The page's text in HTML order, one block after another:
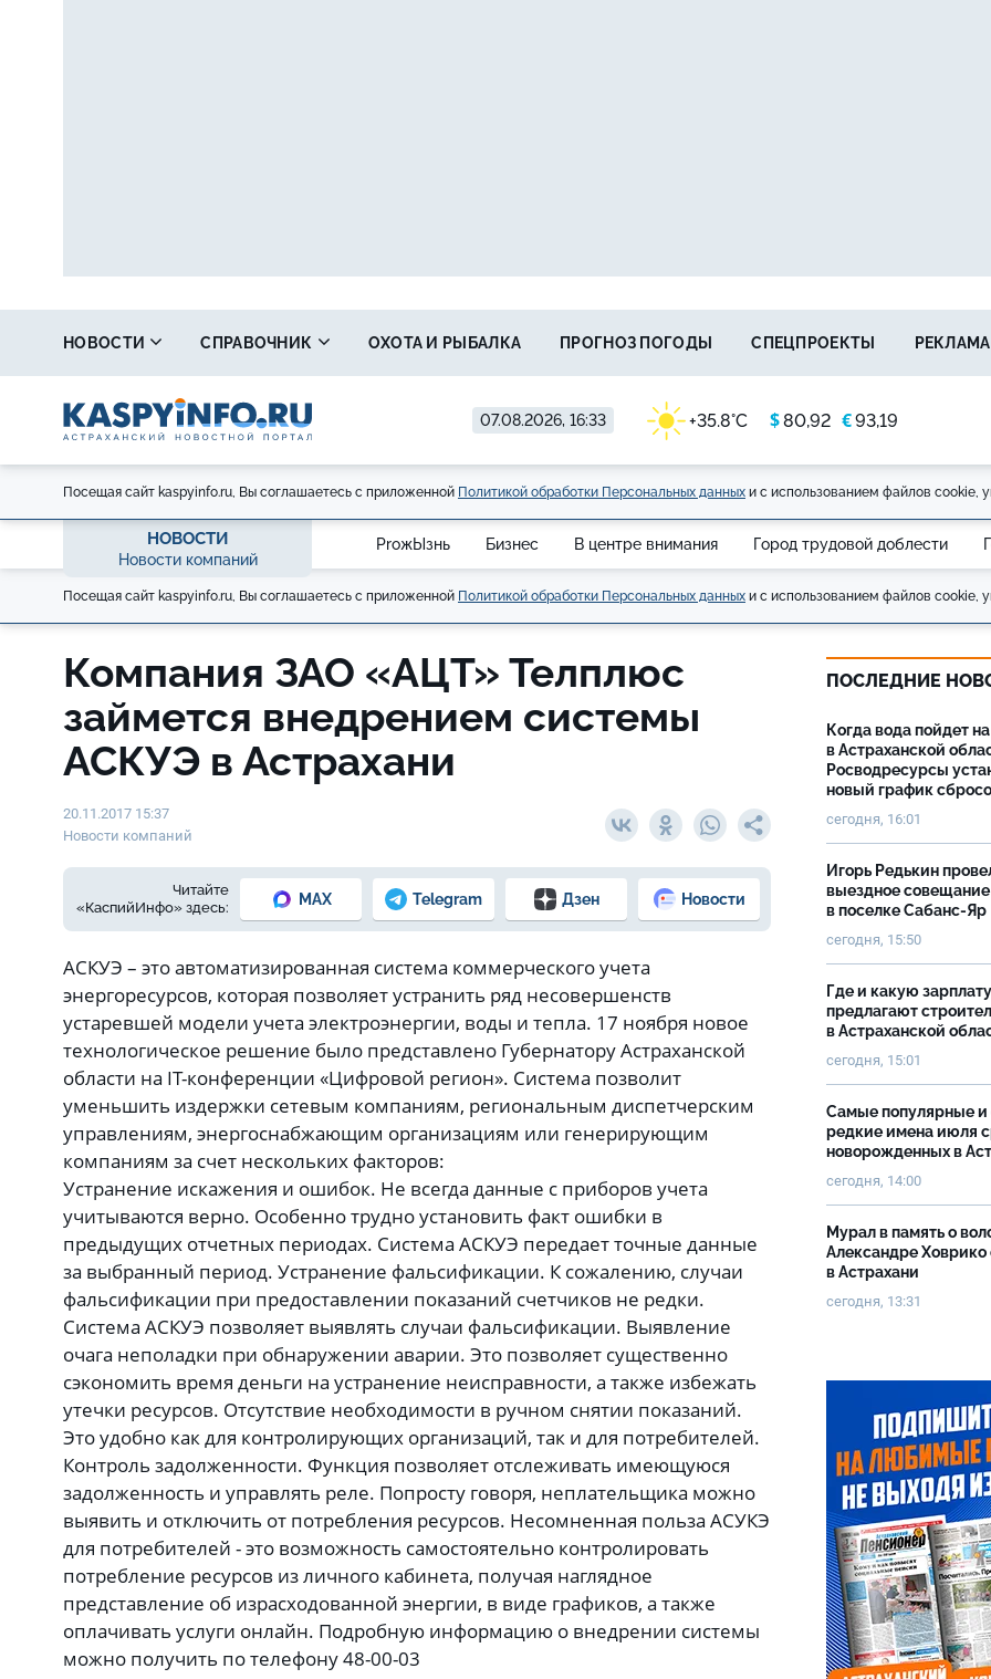
07.08.2026, 16:33 +35.8°C $80,92 €93,19
НОВОСТИ СПРАВОЧНИК ОХОТА И РЫБАЛКА ПРОГНОЗ ПОГОДЫ СПЕЦПРОЕКТЫ
Посещая сайт kaspyinfo.ru, Вы соглашаетесь с приложенной Политикой обработки Персональных данных и с использованием файлов cookie,
НОВОСТИ
Новости компаний
ProжЫзнь Бизнес В центре внимания Город трудовой доблести
Посещая сайт kaspyinfo.ru, Вы соглашаетесь с приложенной Политикой обработки Персональных данных и с использованием файлов cookie,
Компания ЗАО «АЦТ» Телплюс
займется внедрением системы
АСКУЭ в Астрахани
20.11.2017 15:37
Новости компаний
Читайте
«КаспийИнфо» здесь:
MAX Telegram Дзен Новости
АСКУЭ – это автоматизированная система коммерческого учета
энергоресурсов, которая позволяет устранить ряд несовершенств
устаревшей модели учета электроэнергии, воды и тепла. 17 ноября новое
технологическое решение было представлено Губернатору Астраханской
области на IT-конференции «Цифровой регион». Система позволит
уменьшить издержки сетевым компаниям, региональным диспетчерским
управлениям, энергоснабжающим организациям или генерирующим
компаниям за счет нескольких факторов:
Устранение искажения и ошибок. Не всегда данные с приборов учета
учитываются верно. Особенно трудно установить факт ошибки в
предыдущих отчетных периодах. Система АСКУЭ передает точные данные
за выбранный период. Устранение фальсификации. К сожалению, случаи
фальсификации при предоставлении показаний счетчиков не редки.
Система АСКУЭ позволяет выявлять случаи фальсификации. Выявление
очага неполадки при обнаружении аварии. Это позволяет существенно
сэкономить время деньги на устранение неисправности, а также избежать
утечки ресурсов. Отсутствие необходимости в ручном снятии показаний.
Это удобно как для контролирующих организаций, так и для потребителей.
Контроль задолженности. Функция позволяет отслеживать имеющуюся
задолженность и управлять реле. Попросту говоря, неплательщика можно
выявить и отключить от потребления ресурсов. Несомненная польза АСУКЭ
для потребителей - это возможность самостоятельно контролировать
потребление ресурсов из личного кабинета, получая наглядное
представление об израсходованной энергии, в виде графиков, а также
оплачивать услуги онлайн. Подробную информацию о внедрении системы
можно получить по телефону 48-00-03
ПОСЛЕДНИЕ
Когда вода пойдет
в Астраханской
Росводресурсы
новый график
сегодня, 16:01
Игорь Редькин
выездное совещание
в поселке Сабанс-Яр
сегодня, 15:50
Где и какую зарплату
предлагают
в Астраханской
сегодня, 15:01
Самые популярные
редкие имена июля
новорожденных в
сегодня, 14:00
Мурал в память о
Александре Ховрико
в Астрахани
сегодня, 13:31